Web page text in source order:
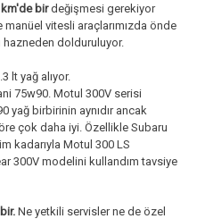
km'de birdeğişmesi gerekiyor
vitesli araçlarımızda önde
hazneden dolduruluyor.
lt yağ alıyor.
75w90. Motul 300V serisi
yağ birbirinin aynıdır ancak
çok daha iyi. Özellikle Subaru
kadarıyla Motul 300 LS
300V modelini kullandım tavsiye
Ne yetkili servisler ne de özel